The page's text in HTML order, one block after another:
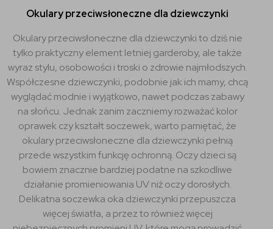
Okulary przeciwsłoneczne dla dziewczynki
Okulary przeciwsłoneczne dla dziewczynki to dziś nie
tylko praktyczny element letniej garderoby, ale także
wyraz stylu, osobowości i troski o zdrowie najmłodszych.
Współczesne dziewczynki, podobnie jak ich mamy, chcą
wyglądać modnie i wyjątkowo, nawet podczas zabawy
na słońcu. Jednak zanim zaczniemy rozważać kolor
oprawek czy kształt soczewek, warto pamiętać, że
okulary przeciwsłoneczne dla dziewczynki pełnią
przede wszystkim funkcję ochronną. Oczy dzieci są
bowiem znacznie bardziej podatne na szkodliwe
działanie promieniowania UV niż oczy dorosłych.
Delikatna soczewka oka dziewczynki przepuszcza
więcej światła, a przez to również więcej